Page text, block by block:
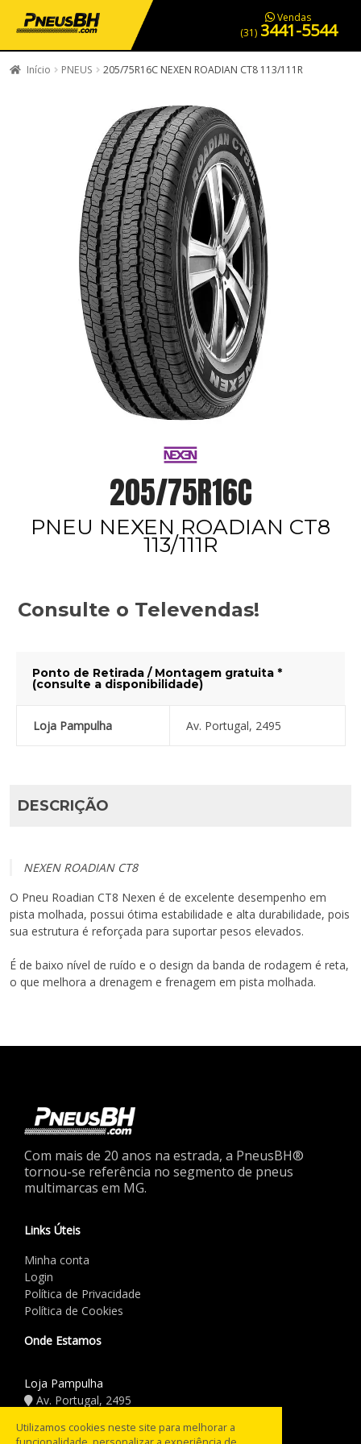
PNEUS EM OFERTA SERVIÇOS AUTOMOTIVOS NOSSA LOJA
Vendas
(31) 3441-5544
Início PNEUS 205/75R16C NEXEN ROADIAN CT8 113/111R
205/75R16C
PNEU NEXEN ROADIAN CT8
113/111R
Consulte o Televendas!
Ponto de Retirada / Montagem gratuita *
(consulte a disponibilidade)
Loja Pampulha Av. Portugal, 2495
DESCRIÇÃO
NEXEN ROADIAN CT8
O Pneu Roadian CT8 Nexen é de excelente desempenho em
pista molhada, possui ótima estabilidade e alta durabilidade, pois
sua estrutura é reforçada para suportar pesos elevados.
É de baixo nível de ruído e o design da banda de rodagem é reta,
o que melhora a drenagem e frenagem em pista molhada.
Com mais de 20 anos na estrada, a PneusBH®
tornou-se referência no segmento de pneus
multimarcas em MG.
Links Úteis
Minha conta
Login
Política de Privacidade
Política de Cookies
Onde Estamos
Loja Pampulha
Av. Portugal, 2495
Utilizamos cookies neste site para melhorar a